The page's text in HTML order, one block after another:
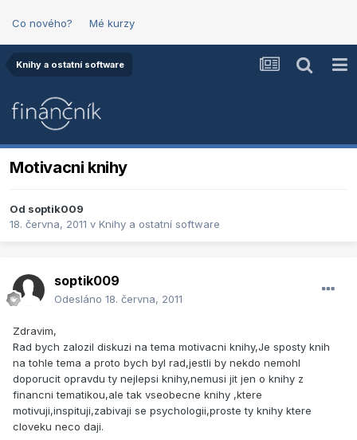
Co nového? Mé kurzy
Knihy a ostatní software
Motivacni knihy
Od soptik009
18. června, 2011 v Knihy a ostatní software
soptik009
Odesláno 18. června, 2011
Zdravim,
Rad bych zalozil diskuzi na tema motivacni knihy,Je sposty knih
na tohle tema a proto bych byl rad,jestli by nekdo nemohl
doporucit opravdu ty nejlepsi knihy,nemusi jit jen o knihy z
financni tematikou,ale tak vseobecne knihy ,ktere
motivuji,inspituji,zabivaji se psychologii,proste ty knihy ktere
cloveku neco daji.